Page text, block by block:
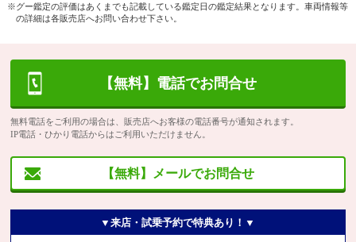
※グー鑑定の評価はあくまでも記載している鑑定日の鑑定結果となります。車両情報等
の詳細は各販売店へお問い合わせ下さい。
【無料】電話でお問合せ
無料電話をご利用の場合は、販売店へお客様の電話番号が通知されます。
IP電話・ひかり電話からはご利用いただけません。
【無料】メールでお問合せ
▼来店・試乗予約で特典あり！▼